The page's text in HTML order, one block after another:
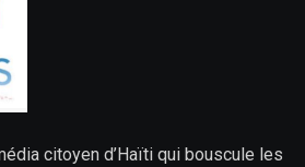
citoyen d’Haïti qui bouscule les